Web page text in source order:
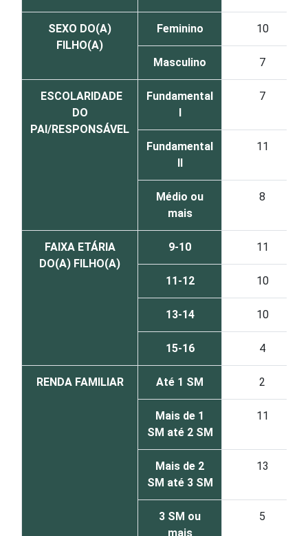
SEXO DO(A)
FILHO(A)
Feminino 10
Masculino 7
ESCOLARIDADE
DO
PAI/RESPONSÁVEL
Fundamental
I
7
Fundamental
II
11
Médio ou
mais
8
FAIXA ETÁRIA
DO(A) FILHO(A)
9-10 11
11-12 10
13-14 10
15-16 4
RENDA FAMILIAR Até 1 SM 2
Mais de 1
SM até 2 SM
11
Mais de 2
SM até 3 SM
13
3 SM ou
mais
5